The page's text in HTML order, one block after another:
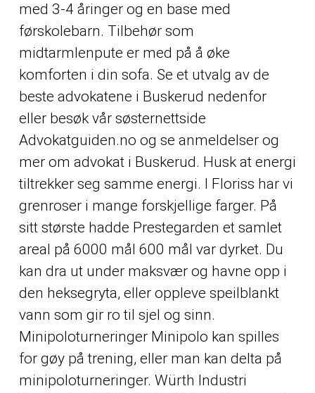
med 3-4 åringer og en base med
førskolebarn. Tilbehør som
midtarmlenpute er med på å øke
komforten i din sofa. Se et utvalg av de
beste advokatene i Buskerud nedenfor
eller besøk vår søsternettside
Advokatguiden.no og se anmeldelser og
mer om advokat i Buskerud. Husk at energi
tiltrekker seg samme energi. I Floriss har vi
grenroser i mange forskjellige farger. På
sitt største hadde Prestegarden et samlet
areal på 6000 mål 600 mål var dyrket. Du
kan dra ut under maksvær og havne opp i
den heksegryta, eller oppleve speilblankt
vann som gir ro til sjel og sinn.
Minipoloturneringer Minipolo kan spilles
for gøy på trening, eller man kan delta på
minipoloturneringer. Würth Industri